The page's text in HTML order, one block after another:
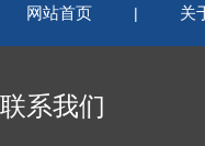
网站首页 | 关
联系我们